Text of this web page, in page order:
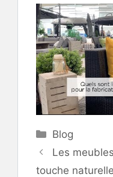
Catégories
Blog
Les
touche naturelle